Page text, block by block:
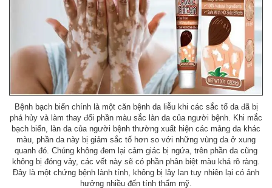
Bệnh bạch biến chính là một căn bệnh da liễu khi các sắc tố da đã bị
phá hủy và làm thay đổi phần màu sắc làn da của người bệnh. Khi mắc
bạch biến, làn da của người bệnh thường xuất hiện các mảng da khác
màu, phần da này bị giảm sắc tố hơn so với những vùng da ở xung
quanh đó. Chúng không đem lại cảm giác bị ngứa, trên phần da cũng
không bị đóng vảy, các vết này sẽ có phần phân biệt màu khá rõ ràng.
Đây là một chứng bệnh lành tính, không bị lây lan tuy nhiên lại có ảnh
hưởng nhiều đến tính thẩm mỹ.